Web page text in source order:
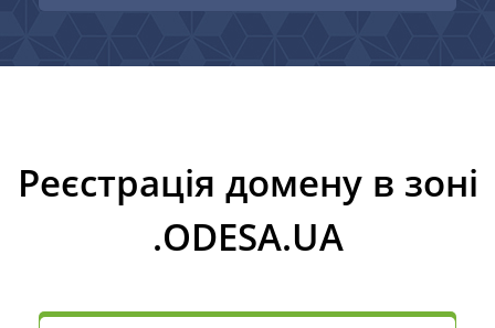
Реєстрація домену в зоні
.ODESA.UA